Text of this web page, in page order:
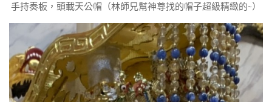
手持奏板，頭載天公帽（林師兄幫神尊找的帽子超級精緻的~）